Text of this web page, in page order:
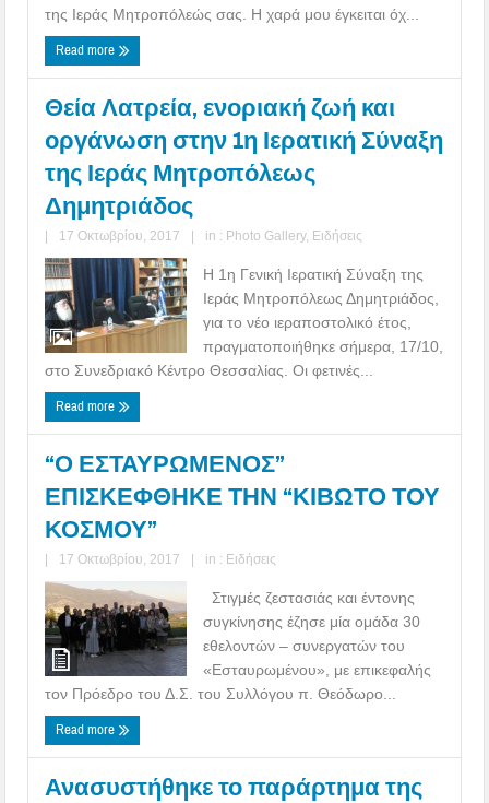
της Ιεράς Μητροπόλεώς σας. Η χαρά μου έγκειται όχ...
Read more
Θεία Λατρεία, ενοριακή ζωή και
οργάνωση στην 1η Ιερατική Σύναξη
της Ιεράς Μητροπόλεως
Δημητριάδος
| 17 Οκτωβρίου, 2017 | in : Photo Gallery, Ειδήσεις
Η 1η Γενική Ιερατική Σύναξη της
Ιεράς Μητροπόλεως Δημητριάδος,
για το νέο ιεραποστολικό έτος,
πραγματοποιήθηκε σήμερα, 17/10,
στο Συνεδριακό Κέντρο Θεσσαλίας. Οι φετινές...
Read more
“Ο ΕΣΤΑΥΡΩΜΕΝΟΣ”
ΕΠΙΣΚΕΦΘΗΚΕ ΤΗΝ “ΚΙΒΩΤΟ ΤΟΥ
ΚΟΣΜΟΥ”
| 17 Οκτωβρίου, 2017 | in : Ειδήσεις
Στιγμές ζεστασιάς και έντονης
συγκίνησης έζησε μία ομάδα 30
εθελοντών – συνεργατών του
«Εσταυρωμένου», με επικεφαλής
τον Πρόεδρο του Δ.Σ. του Συλλόγου π. Θεόδωρο...
Read more
Ανασυστήθηκε το παράρτημα της